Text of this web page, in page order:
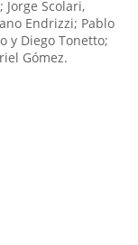
Jorge Scolari,
Endrizzi; Pablo
y Diego Tonetto;
Gómez.